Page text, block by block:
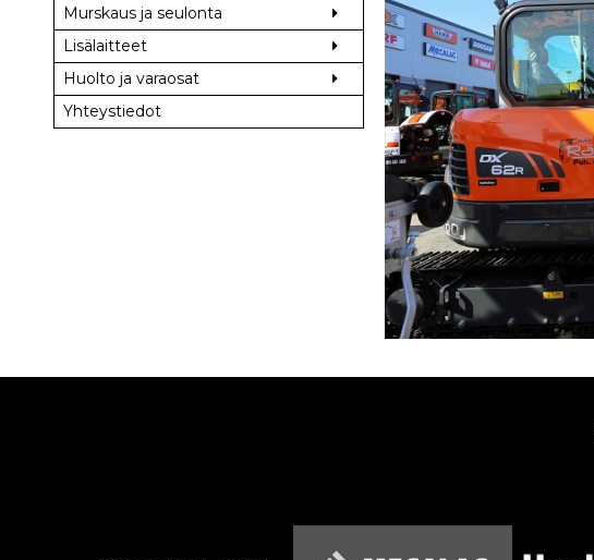
Murskaus ja seulonta
Lisälaitteet
Huolto ja varaosat
Yhteystiedot